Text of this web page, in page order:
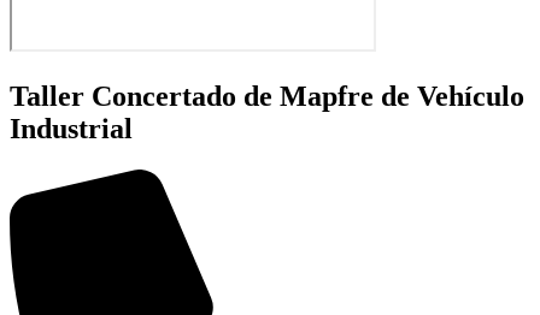
Taller Concertado de Mapfre de Vehículo
Industrial